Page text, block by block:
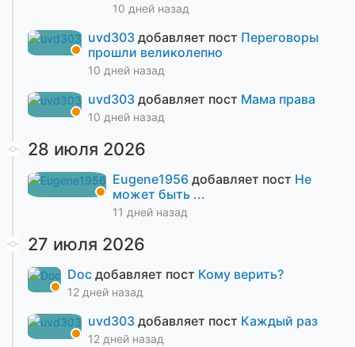
10 дней назад
uvd303 добавляет пост Переговоры
прошли великолепно
10 дней назад
uvd303 добавляет пост Мама права
10 дней назад
28 июля 2026
Eugene1956 добавляет пост Не
может быть ...
11 дней назад
27 июля 2026
Doc добавляет пост Кому верить?
12 дней назад
uvd303 добавляет пост Каждый раз
12 дней назад